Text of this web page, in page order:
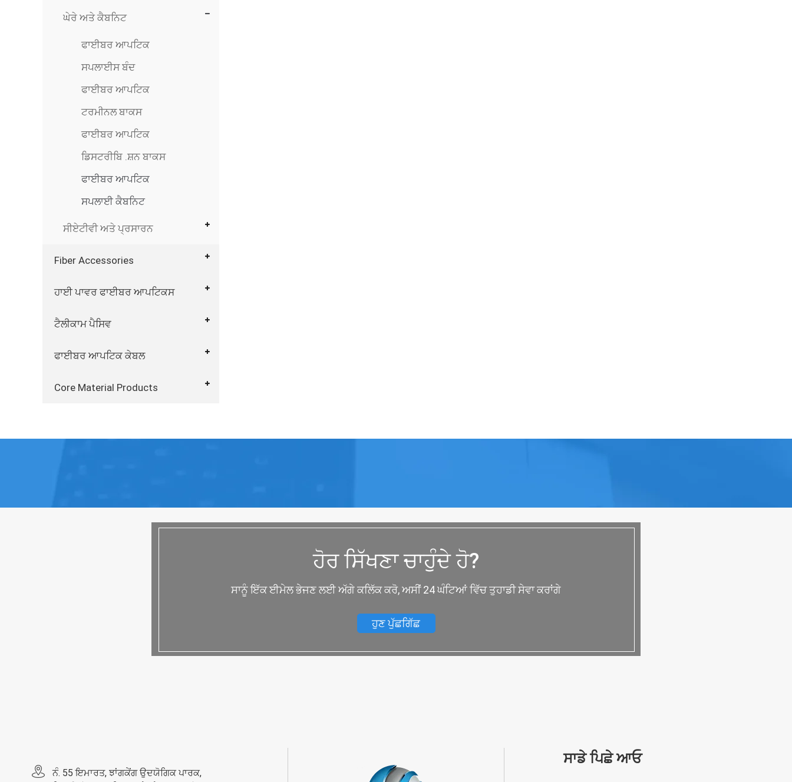
ਘੇਰੇ ਅਤੇ ਕੈਬਨਿਟ
ਫਾਈਬਰ ਆਪਟਿਕ
ਸਪਲਾਈਸ ਬੰਦ
ਫਾਈਬਰ ਆਪਟਿਕ
ਟਰਮੀਨਲ ਬਾਕਸ
ਫਾਈਬਰ ਆਪਟਿਕ
ਡਿਸਟਰੀਬਿ .ਸ਼ਨ ਬਾਕਸ
ਫਾਈਬਰ ਆਪਟਿਕ
ਸਪਲਾਈ ਕੈਬਨਿਟ
ਸੀਏਟੀਵੀ ਅਤੇ ਪ੍ਰਸਾਰਨ
Fiber Accessories
ਹਾਈ ਪਾਵਰ ਫਾਈਬਰ ਆਪਟਿਕਸ
ਟੈਲੀਕਾਮ ਪੈਸਿਵ
ਫਾਈਬਰ ਆਪਟਿਕ ਕੇਬਲ
Core Material Products
ਹੋਰ ਸਿੱਖਣਾ ਚਾਹੁੰਦੇ ਹੋ?
ਸਾਨੂੰ ਇੱਕ ਈਮੇਲ ਭੇਜਣ ਲਈ ਅੱਗੇ ਕਲਿੱਕ ਕਰੋ, ਅਸੀਂ 24 ਘੰਟਿਆਂ ਵਿੱਚ ਤੁਹਾਡੀ ਸੇਵਾ ਕਰਾਂਗੇ
ਹੁਣ ਪੁੱਛਗਿੱਛ
ਨੰ. 55 ਇਮਾਰਤ, ਝਾਂਗਕੇਂਗ ਉਦਯੋਗਿਕ ਪਾਰਕ, ​​
ਸਾਡੇ ਪਿਛੇ ਆਓ